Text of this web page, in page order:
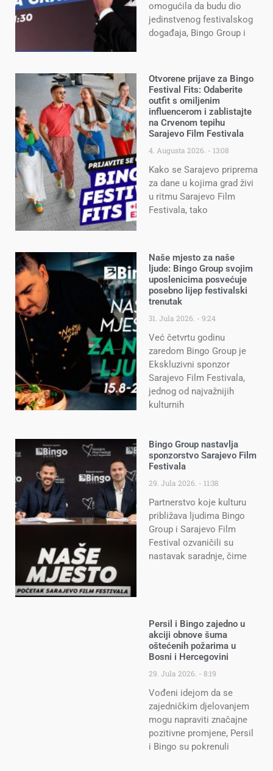
omogućila da budu dio
jedinstvenog festivalskog
događaja, Bingo Group i
Otvorene prijave za Bingo
Festival Fits: Odaberite
outfit s omiljenim
influencerom i zablistajte
na Crvenom tepihu
Sarajevo Film Festivala
4. Augusta 2026. 13:08
Kako se Sarajevo priprema
za dane u kojima grad živi
u ritmu Sarajevo Film
Festivala, tako
Naše mjesto za naše
ljude: Bingo Group svojim
uposlenicima posvećuje
posebno lijep festivalski
trenutak
31. Jula 2026. 9:24
Već četvrtu godinu
zaredom Bingo Group je
Ekskluzivni sponzor
Sarajevo Film Festivala,
jednog od najvažnijih
kulturnih
Bingo Group nastavlja
sponzorstvo Sarajevo Film
Festivala
29. Jula 2026. 11:38
Partnerstvo koje kulturu
približava ljudima Bingo
Group i Sarajevo Film
Festival ozvaničili su
nastavak saradnje, čime
Persil i Bingo zajedno u
akciji obnove šuma
oštećenih požarima u
Bosni i Hercegovini
29. Jula 2026. 8:19
Vođeni idejom da se
zajedničkim djelovanjem
mogu napraviti značajne
pozitivne promjene, Persil
i Bingo su pokrenuli